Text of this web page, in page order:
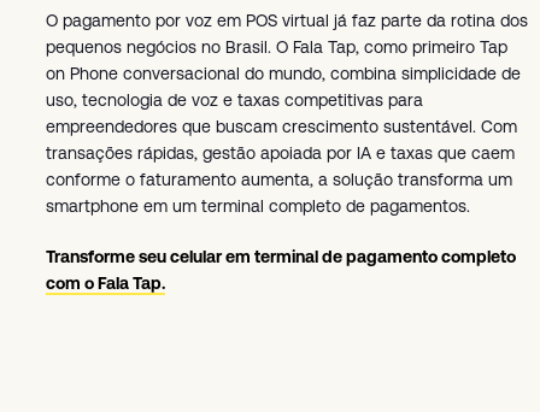
O pagamento por voz em POS virtual já faz parte da rotina dos
pequenos negócios no Brasil. O Fala Tap, como primeiro Tap
on Phone conversacional do mundo, combina simplicidade de
uso, tecnologia de voz e taxas competitivas para
empreendedores que buscam crescimento sustentável. Com
transações rápidas, gestão apoiada por IA e taxas que caem
conforme o faturamento aumenta, a solução transforma um
smartphone em um terminal completo de pagamentos.
Transforme seu celular em terminal de pagamento completo
com o Fala Tap.